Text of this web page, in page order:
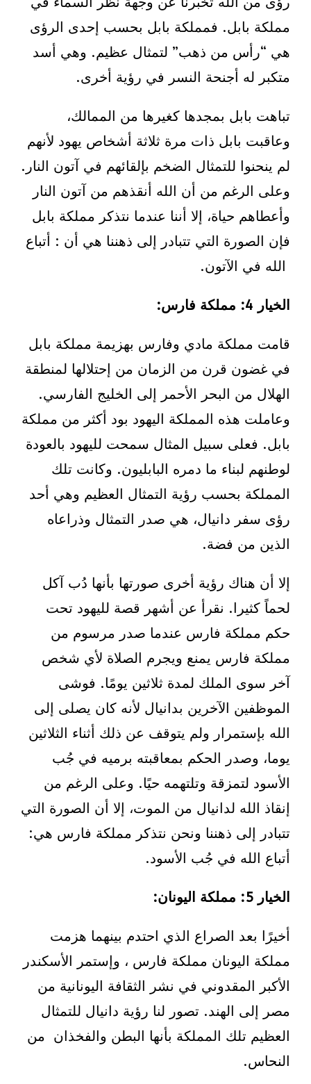
مملكة بابل. فمملكة بابل بحسب إحدى الرؤى
هي “رأس من ذهب” لتمثال عظيم. وهي أسد
متكبر له أجنحة النسر في رؤية أخرى.
تباهت بابل بمجدها كغيرها من الممالك،
وعاقبت بابل ذات مرة ثلاثة أشخاص يهود لأنهم
لم ينحنوا للتمثال الضخم بإلقائهم في آتون النار.
وعلى الرغم من أن الله أنقذهم من آتون النار
وأعطاهم حياة، إلا أننا عندما نتذكر مملكة بابل
فإن الصورة التي تتبادر إلى ذهننا هي أن : أتباع
الله في الآتون.
الخيار 4 : مملكة فارس:
قامت مملكة مادي وفارس بهزيمة مملكة بابل
في غضون قرن من الزمان من إحتلالها لمنطقة
الهلال من البحر الأحمر إلى الخليج الفارسي.
وعاملت هذه المملكة اليهود بود أكثر من مملكة
بابل. فعلى سبيل المثال سمحت لليهود بالعودة
لوطنهم لبناء ما دمره البابليون. وكانت تلك
المملكة بحسب رؤية التمثال العظيم وهي أحد
رؤى سفر دانيال، هي صدر التمثال وذراعاه
الذين من فضة.
إلا أن هناك رؤية أخرى صورتها بأنها دُب آكل
لحماً كثيرا. نقرأ عن أشهر قصة لليهود تحت
حكم مملكة فارس عندما صدر مرسوم من
مملكة فارس يمنع ويجرم الصلاة لأي شخص
آخر سوى الملك لمدة ثلاثين يومًا. فوشى
الموظفين الآخرين بدانيال لأنه كان يصلى إلى
الله بإستمرار ولم يتوقف عن ذلك أثناء الثلاثين
يوما، وصدر الحكم بمعاقبته برميه في جُب
الأسود لتمزقة وتلتهمه حيًا. وعلى الرغم من
إنقاذ الله لدانيال من الموت، إلا أن الصورة التي
تتبادر إلى ذهننا ونحن نتذكر مملكة فارس هي:
أتباع الله في جُب الأسود.
الخيار 5: مملكة اليونان:
أخيرًا بعد الصراع الذي احتدم بينهما هزمت
مملكة اليونان مملكة فارس ، وإستمر الأسكندر
الأكبر المقدوني في نشر الثقافة اليونانية من
مصر إلى الهند. تصور لنا رؤية دانيال للتمثال
العظيم تلك المملكة بأنها البطن والفخذان من
النحاس.